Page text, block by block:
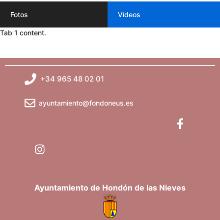
Fotos Vídeos
Tab 1 content.
+34 965 48 02 01
ayuntamiento@fondoneus.es
Ayuntamiento de Hondón de las Nieves